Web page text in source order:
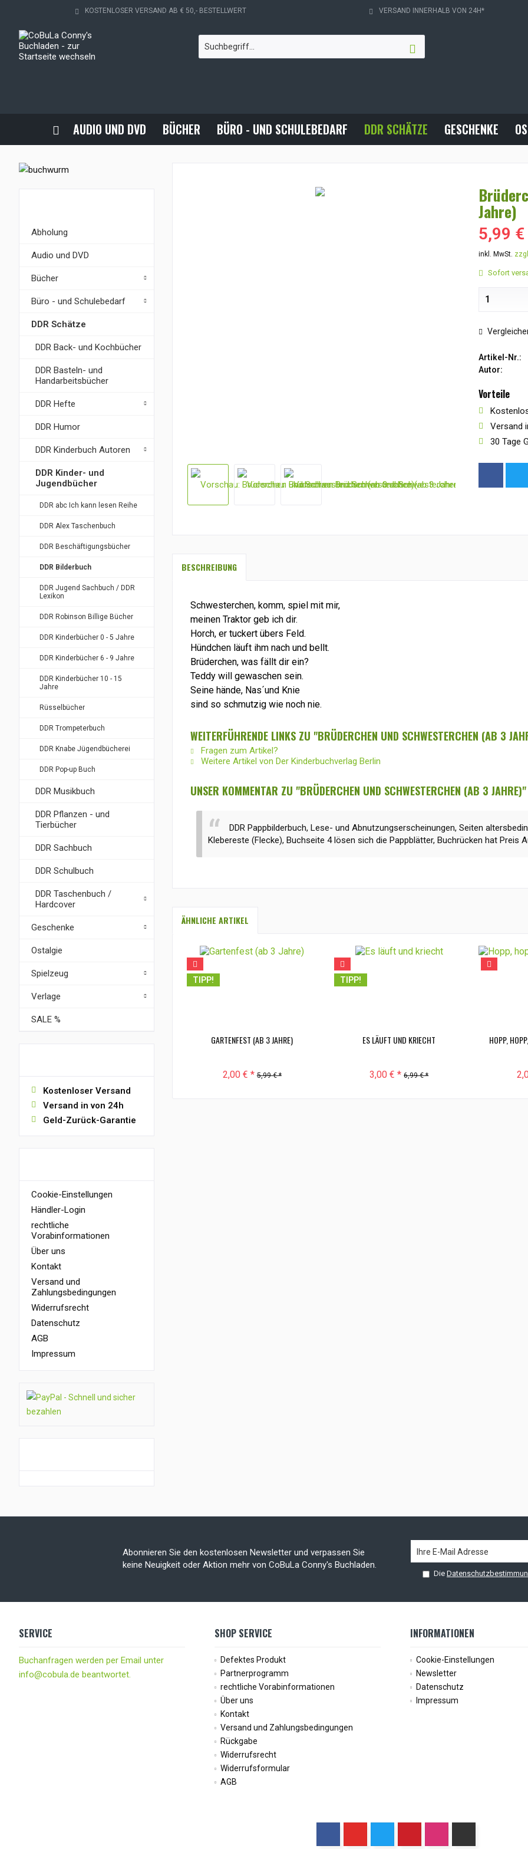
KOSTENLOSER VERSAND AB € 50,- BESTELLWERT VERSAND INNERHALB VON 24H*
AUDIO UND DVD BÜCHER BÜRO - UND SCHULEBEDARF DDR SCHÄTZE GESCHENKE
Abholung
Audio und DVD
Bücher
Büro - und Schulebedarf
DDR Schätze
DDR Back- und Kochbücher
DDR Basteln- und
Handarbeitsbücher
DDR Hefte
DDR Humor
DDR Kinderbuch Autoren
DDR Kinder- und
Jugendbücher
DDR abc Ich kann lesen Reihe
DDR Alex Taschenbuch
DDR Beschäftigungsbücher
DDR Bilderbuch
DDR Jugend Sachbuch / DDR
Lexikon
DDR Robinson Billige Bücher
DDR Kinderbücher 0 - 5 Jahre
DDR Kinderbücher 6 - 9 Jahre
DDR Kinderbücher 10 - 15
Jahre
Rüsselbücher
DDR Trompeterbuch
DDR Knabe Jügendbücherei
DDR Pop-up Buch
DDR Musikbuch
DDR Pflanzen - und
Tierbücher
DDR Sachbuch
DDR Schulbuch
DDR Taschenbuch /
Hardcover
Geschenke
Ostalgie
Spielzeug
Verlage
SALE %
Kostenloser Versand
Versand in von 24h
Geld-Zurück-Garantie
Cookie-Einstellungen
Händler-Login
rechtliche
Vorabinformationen
Über uns
Kontakt
Versand und
Zahlungsbedingungen
Widerrufsrecht
Datenschutz
AGB
Impressum
Jahre)
5,99
inkl. MwSt.
Sofort
Artikel-Nr.:
Autor:
Vorteile
Versand
30 Tage
BESCHREIBUNG
Schwesterchen, komm, spiel mit mir,
meinen Traktor geb ich dir.
Horch, er tuckert übers Feld.
Hündchen läuft ihm nach und bellt.
Brüderchen, was fällt dir ein?
Teddy will gewaschen sein.
Seine hände, Nas´und Knie
sind so schmutzig wie noch nie.
WEITERFÜHRENDE LINKS ZU "BRÜDERCHEN UND SCHWESTERCHEN (AB 3
Fragen zum Artikel?
Weitere Artikel von Der Kinderbuchverlag Berlin
UNSER KOMMENTAR ZU "BRÜDERCHEN UND SCHWESTERCHEN (AB 3 JAHRE)"
DDR Pappbilderbuch, Lese- und Abnutzungserscheinungen, Seiten
Klebereste (Flecke), Buchseite 4 lösen sich die Pappblätter, Buchrücken hat Preis
ÄHNLICHE ARTIKEL
TIPP!
GARTENFEST (AB 3 JAHRE)
2,00 € * 5,99 € *
TIPP!
ES LÄUFT UND KRIECHT
3,00 € * 6,99 € *
HOPP,
Abonnieren Sie den kostenlosen Newsletter und verpassen Sie
keine Neuigkeit oder Aktion mehr von CoBuLa Conny's Buchladen.
Die
SERVICE
Buchanfragen werden per Email unter
info@cobula.de beantwortet.
SHOP SERVICE
Defektes Produkt
Partnerprogramm
rechtliche Vorabinformationen
Über uns
Kontakt
Versand und Zahlungsbedingungen
Rückgabe
Widerrufsrecht
Widerrufsformular
AGB
INFORMATIONEN
Cookie-Einstellungen
Newsletter
Datenschutz
Impressum